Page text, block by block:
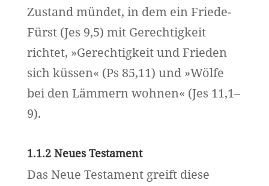
Zustand mündet, in dem ein Friede-
Fürst (Jes 9,5) mit Gerechtigkeit
richtet, »Gerechtigkeit und Frieden
sich küssen« (Ps 85,11) und »Wölfe
bei den Lämmern wohnen« (Jes 11,1–
9).
1.1.2 Neues Testament
Das Neue Testament greift diese